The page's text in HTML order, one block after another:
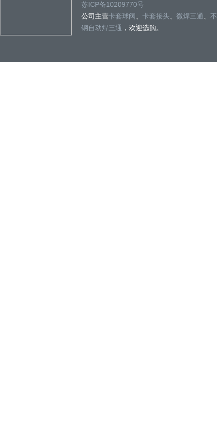
苏ICP备10209770号
公司主营卡套球阀 卡套接头 微焊三通
钢自动焊三通 ，欢迎选购。